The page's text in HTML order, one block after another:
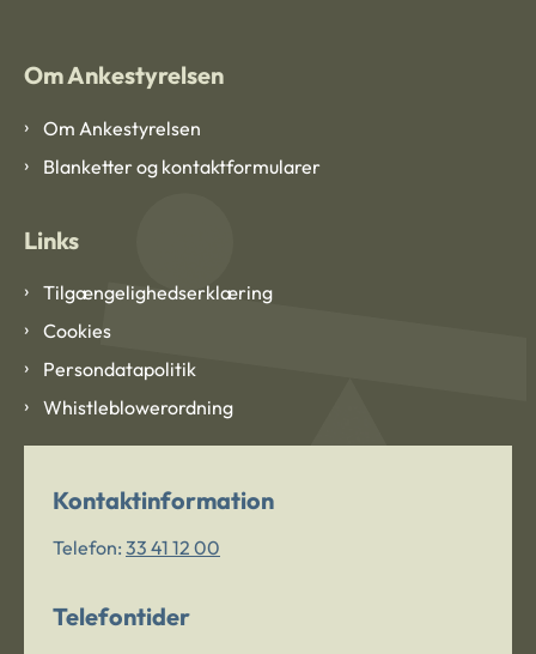
Om Ankestyrelsen
Om Ankestyrelsen
Blanketter og kontaktformularer
Links
Tilgængelighedserklæring
Cookies
Persondatapolitik
Whistleblowerordning
Kontaktinformation
Telefon: 33 41 12 00
Telefontider